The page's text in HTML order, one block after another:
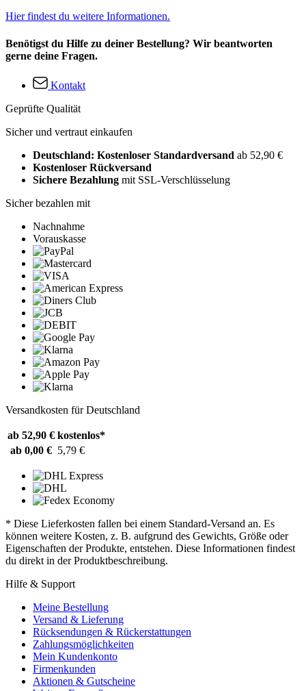
Hier findest du weitere Informationen.
Benötigst du Hilfe zu deiner Bestellung? Wir beantworten
gerne deine Fragen.
Kontakt
Geprüfte Qualität
Sicher und vertraut einkaufen
Deutschland: Kostenloser Standardversand ab 52,90 €
Kostenloser Rückversand
Sichere Bezahlung mit SSL-Verschlüsselung
Sicher bezahlen mit
Nachnahme
Vorauskasse
Versandkosten für Deutschland
ab 52,90 € kostenlos*
ab 0,00 € 5,79 €
* Diese Lieferkosten fallen bei einem Standard-Versand an. Es
können weitere Kosten, z. B. aufgrund des Gewichts, Größe oder
Eigenschaften der Produkte, entstehen. Diese Informationen findest
du direkt in der Produktbeschreibung.
Hilfe & Support
Meine Bestellung
Versand & Lieferung
Rücksendungen & Rückerstattungen
Zahlungsmöglichkeiten
Mein Kundenkonto
Firmenkunden
Aktionen & Gutscheine